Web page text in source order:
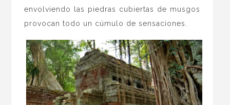
envolviendo las piedras cubiertas de musgos
provocan todo un cúmulo de sensaciones.